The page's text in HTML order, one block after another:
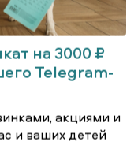
на 3000 ₽
Telegram-
акциями и
и ваших детей